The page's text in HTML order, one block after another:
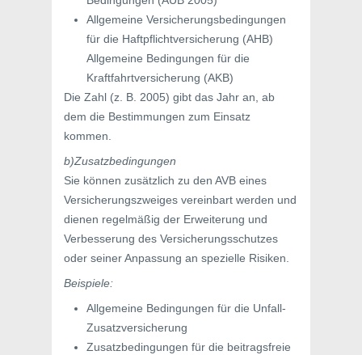
Allgemeine Versicherungsbedingungen
für die Haftpflichtversicherung (AHB)
Allgemeine Bedingungen für die
Kraftfahrtversicherung (AKB)
Die Zahl (z. B. 2005) gibt das Jahr an, ab
dem die Bestimmungen zum Einsatz
kommen.
b)Zusatzbedingungen
Sie können zusätzlich zu den AVB eines
Versicherungszweiges vereinbart werden und
dienen regelmäßig der Erweiterung und
Verbesserung des Versicherungsschutzes
oder seiner Anpassung an spezielle Risiken.
Beispiele:
Allgemeine Bedingungen für die Unfall-
Zusatzversicherung
Zusatzbedingungen für die beitragsfreie